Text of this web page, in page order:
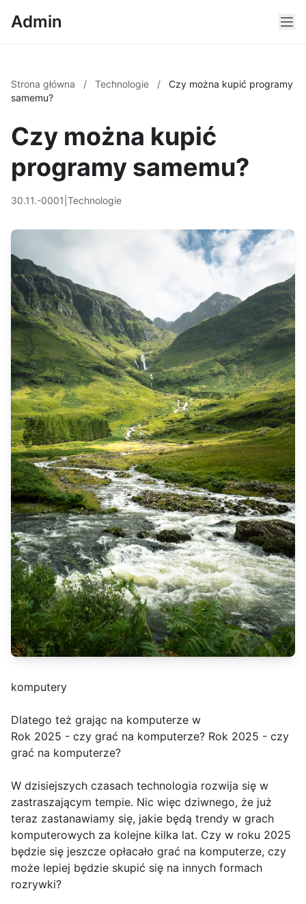
Admin
Strona główna / Technologie /
Czy można kupić programy
samemu?
Czy można kupić
programy samemu?
30.11.-0001 Technologie
komputery
Dlatego też grając na komputerze w
Rok 2025 - czy grać na komputerze? Rok 2025 - czy
grać na komputerze?
W dzisiejszych czasach technologia rozwija się w
zastraszającym tempie. Nic więc dziwnego, że już
teraz zastanawiamy się, jakie będą trendy w grach
komputerowych za kolejne kilka lat. Czy w roku 2025
będzie się jeszcze opłacało grać na komputerze, czy
może lepiej będzie skupić się na innych formach
rozrywki?